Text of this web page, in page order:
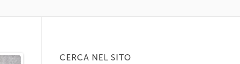
CERCA NEL SITO